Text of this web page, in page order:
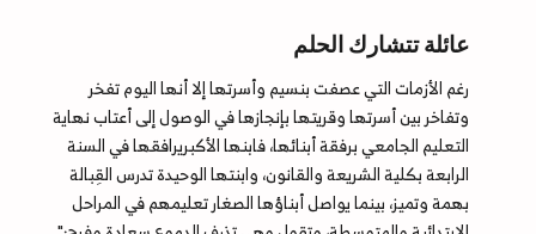
عائلة تتشارك الحلم
رغم الأزمات التي عصفت بنسيم وأسرتها إلا أنها اليوم تفخر
وتفاخر بين أسرتها وقريتها بإنجازها في الوصول إلى أعتاب نهاية
التعليم الجامعي برفقة أبنائها، فابنها الأكبريرافقها في السنة
الرابعة بكلية الشريعة والقانون، وابنتها الوحيدة تدرس القِبالة
بهمة وتميز، بينما يواصل أبناؤها الصغار تعليمهم في المراحل